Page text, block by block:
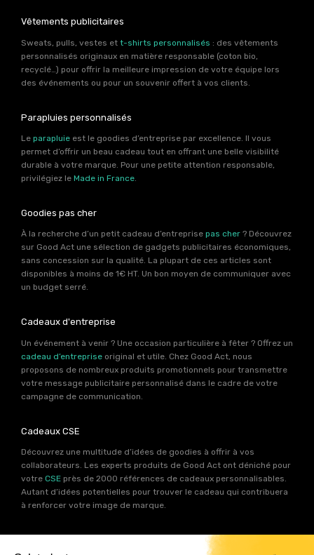
Vêtements publicitaires
Sweats, pulls, vestes et t-shirts personnalisés : des vêtements
personnalisés originaux en matière responsable (coton bio,
recyclé…) pour offrir la meilleure impression de votre équipe lors
des événements ou pour un souvenir offert à vos clients.
Parapluies personnalisés
Le parapluie est le goodies d’entreprise par excellence. Il vous
permet d’offrir un beau cadeau tout en offrant une belle visibilité
durable à votre marque. Pour une petite attention responsable,
privilégiez le Made in France.
Goodies pas cher
À la recherche d’un petit cadeau d’entreprise pas cher ? Découvrez
sur Good Act une sélection de gadgets publicitaires économiques,
sans concession sur la qualité. La plupart de ces articles sont
disponibles à moins de 1€ HT. Un bon moyen de communiquer avec
un budget serré.
Cadeaux d'entreprise
Un événement à venir ? Une occasion particulière à fêter ? Offrez un
cadeau d’entreprise original et utile. Chez Good Act, nous
proposons de nombreux produits promotionnels pour transmettre
votre message publicitaire personnalisé dans le cadre de votre
campagne de communication.
Cadeaux CSE
Découvrez une multitude d’idées de goodies à offrir à vos
collaborateurs. Les experts produits de Good Act ont déniché pour
votre CSE près de 2000 références de cadeaux personnalisables.
Autant d’idées potentielles pour trouver le cadeau qui contribuera
à renforcer votre image de marque.